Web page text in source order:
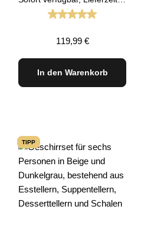
Bewertung von 4 von 5 Sternen
Durchschnittliche
Regulärer Preis:
119,99 €
In den Warenkorb
TIPP